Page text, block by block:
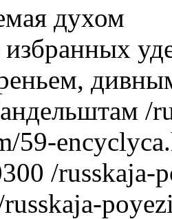
духом
/
59-
/russkaja-